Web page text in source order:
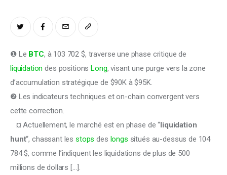
❶ Le BTC, à 103 702 $, traverse une phase critique de
liquidation des positions Long, visant une purge vers la zone
d’accumulation stratégique de $90K à $95K.
❷ Les indicateurs techniques et on-chain convergent vers
cette correction.
   ¤ Actuellement, le marché est en phase de “
liquidation
hunt“, chassant les stops des longs situés au-dessus de 104
784 $, comme l’indiquent les liquidations de plus de 500
millions de dollars […].